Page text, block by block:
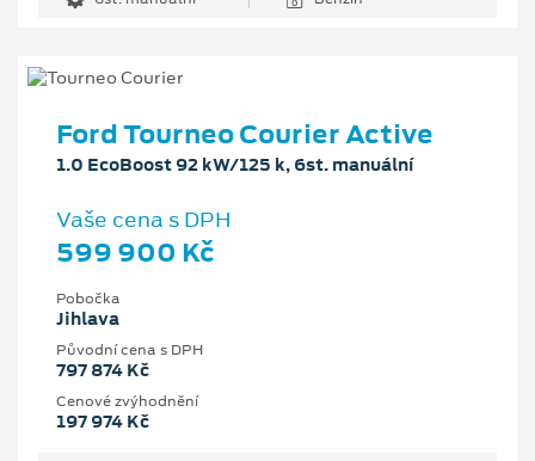
Ford Tourneo Courier Active
1.0 EcoBoost 92 kW/125 k, 6st. manuální
Vaše cena s DPH
599 900 Kč
Pobočka
Jihlava
Původní cena s DPH
797 874 Kč
Cenové zvýhodnění
197 974 Kč